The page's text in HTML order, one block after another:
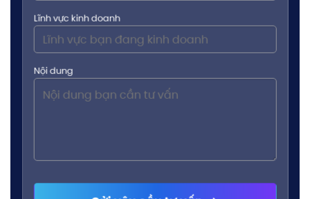
Lĩnh vực kinh doanh
Nội dung